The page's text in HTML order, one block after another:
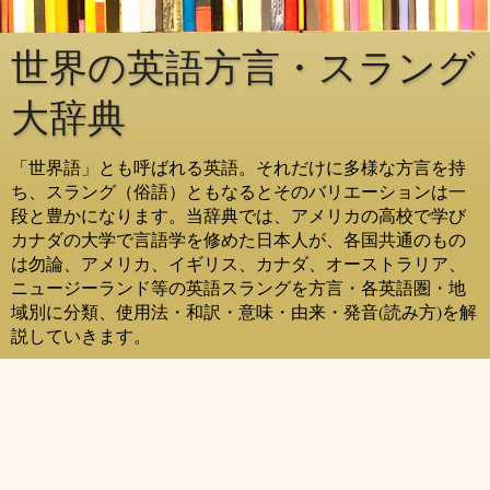
世界の英語方言・スラング
大辞典
「世界語」とも呼ばれる英語。それだけに多様な方言を持
ち、スラング（俗語）ともなるとそのバリエーションは一
段と豊かになります。当辞典では、アメリカの高校で学び
カナダの大学で言語学を修めた日本人が、各国共通のもの
は勿論、アメリカ、イギリス、カナダ、オーストラリア、
ニュージーランド等の英語スラングを方言・各英語圏・地
域別に分類、使用法・和訳・意味・由来・発音(読み方)を解
説していきます。